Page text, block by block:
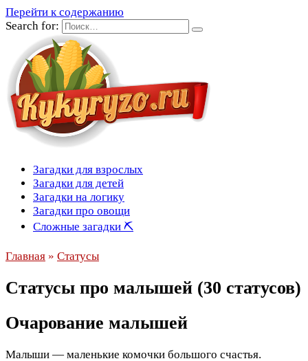
Перейти к содержанию
Search for:
Загадки для взрослых
Загадки для детей
Загадки на логику
Загадки про овощи
Сложные загадки ⛏
Главная » Статусы
Статусы про малышей (30 статусов)
Очарование малышей
Малыши — маленькие комочки большого счастья.